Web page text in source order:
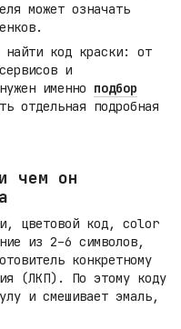
может означать
найти код краски: от
и
именно подбор
отдельная подробная
чем он
цветовой код, color
из 2–6 символов,
конкретному
(ЛКП). По этому коду
и смешивает эмаль,